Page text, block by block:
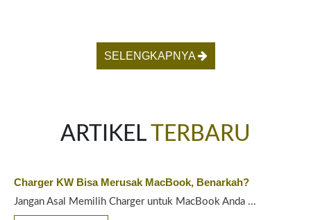
SELENGKAPNYA
ARTIKELTERBARU
Charger KW Bisa Merusak MacBook, Benarkah?
Jangan Asal Memilih Charger untuk MacBook Anda ...